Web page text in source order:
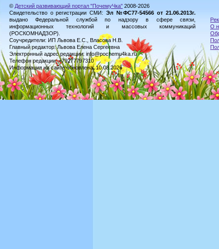
© Детский развивающий портал "ПочемуЧка" 2008-2026
Свидетельство о регистрации СМИ: Эл №ФС77-54566 от 21.06.2013г.
выдано Федеральной службой по надзору в сфере связи,
информационных технологий и массовых коммуникаций
(РОСКОМНАДЗОР).
Соучредители: ИП Львова Е.С., Власова Н.В.
Главный редактор: Львова Елена Сергеевна
Электронный адрес редакции: info@pochemu4ka.ru
Телефон редакции: +79277797310
Информация на сайте обновлена: 10.08.2026
О